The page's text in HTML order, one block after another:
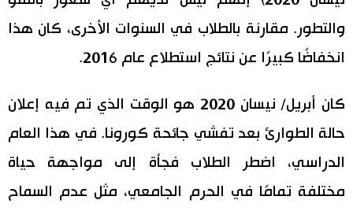
والتطور. مقارنة بالطلاب في السنوات الأخرى، كان هذا
انخفاضًا كبيرًا عن نتائج استطلاع عام 2016.
كان أبريل/ نيسان 2020 هو الوقت الذي تم فيه إعلان
حالة الطوارئ بعد تفشي جائحة كورونا. في هذا العام
الدراسي، اضطر الطلاب فجأة إلى مواجهة حياة
مختلفة تمامًا في الحرم الجامعي، مثل عدم السماح